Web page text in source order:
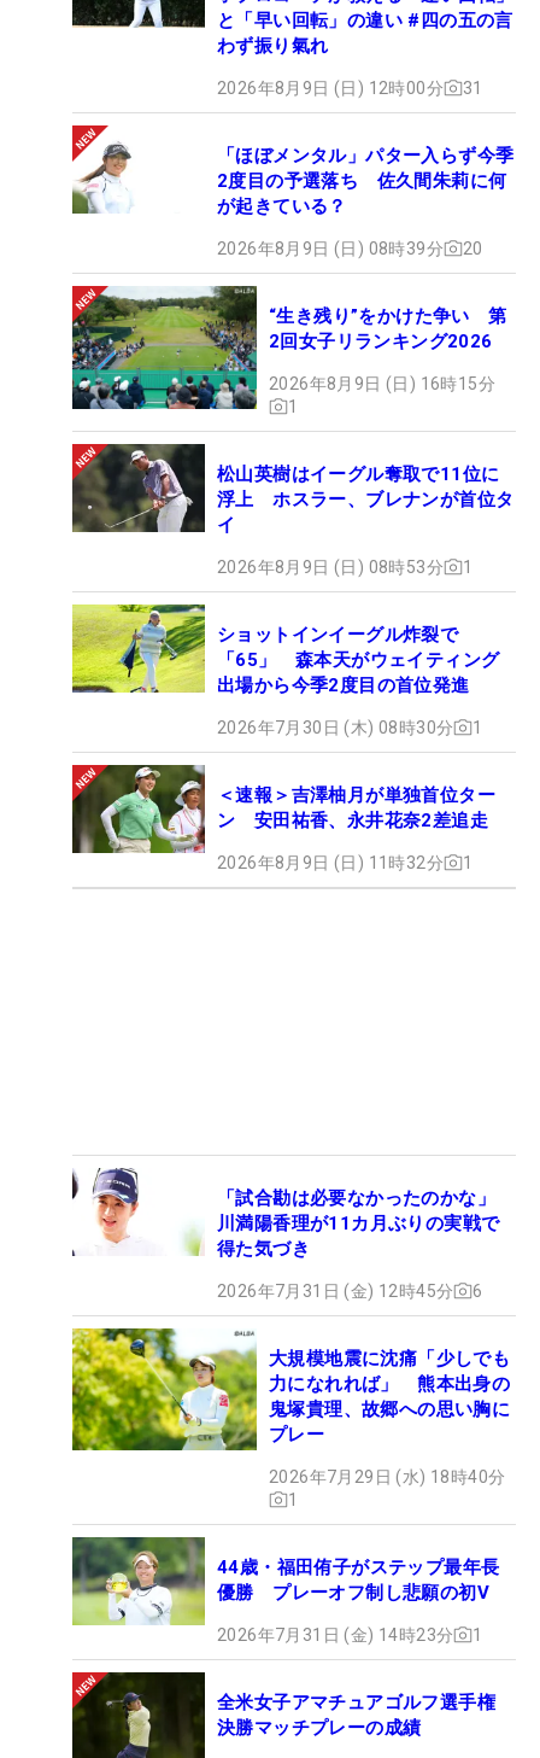
と「早い回転」の違い #四の五の言
わず振り氣れ
2026年8月9日 (日) 12時00分 31
「ほぼメンタル」パター入らず今季
2度目の予選落ち 佐久間朱莉に何
が起きている？
2026年8月9日 (日) 08時39分 20
“生き残り”をかけた争い 第
2回女子リランキング2026
2026年8月9日 (日) 16時15分
1
松山英樹はイーグル奪取で11位に
浮上 ホスラー、ブレナンが首位タ
イ
2026年8月9日 (日) 08時53分 1
ショットインイーグル炸裂で
「65」 森本天がウェイティング
出場から今季2度目の首位発進
2026年7月30日 (木) 08時30分 1
＜速報＞吉澤柚月が単独首位ター
ン 安田祐香、永井花奈2差追走
2026年8月9日 (日) 11時32分 1
「試合勘は必要なかったのかな」
川満陽香理が11カ月ぶりの実戦で
得た気づき
2026年7月31日 (金) 12時45分 6
大規模地震に沈痛「少しでも
力になれれば」 熊本出身の
鬼塚貴理、故郷への思い胸に
プレー
2026年7月29日 (水) 18時40分
1
44歳・福田侑子がステップ最年長
優勝 プレーオフ制し悲願の初V
2026年7月31日 (金) 14時23分 1
全米女子アマチュアゴルフ選手権
決勝マッチプレーの成績